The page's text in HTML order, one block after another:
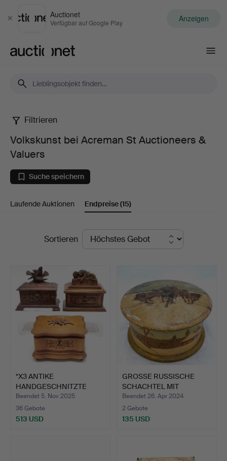
Schließen
Auctionet
Verfügbar auf Google Play Anzeigen
Volkskunst
bei
Acreman
St
Valuers
Filtrieren
Volkskunst bei Acreman St Auctioneers &
Valuers
Suche speichern
Laufende Auktionen Endpreise(15)
EndpreiseSortieren
*X3 ANTIKE
HANDGESCHNITZTE
HOLZKISTEN.
Beendet 5. Nov 2025
36 Gebote
513 USD
GROSSE RUSSISCHE
SCHACHTEL MIT
RUNDEM DECK…
Beendet 26. Apr 2024
2 Gebote
135 USD